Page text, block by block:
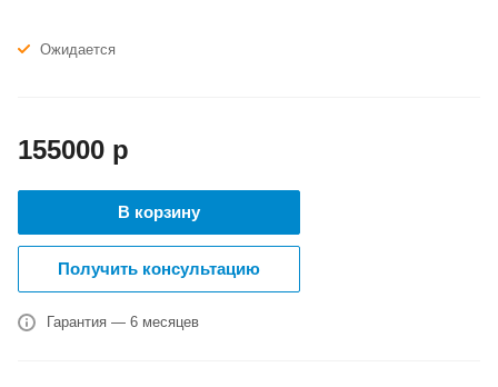
Ожидается
155000 р
В корзину
Получить консультацию
Гарантия — 6 месяцев